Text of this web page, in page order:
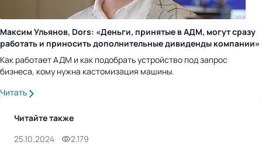
Максим Ульянов, Dors: «Деньги, принятые в АДМ, могут сразу
работать и приносить дополнительные дивиденды компании»
Как работает АДМ и как подобрать устройство под запрос
бизнеса, кому нужна кастомизация машины.
Читать
Читайте также
25.10.2024
2,179